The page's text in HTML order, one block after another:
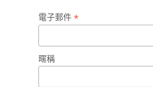
電子郵件 *
暱稱